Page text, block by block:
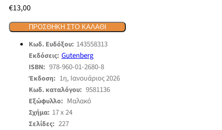
€13,00
ΠΡΟΣΘΉΚΗ ΣΤΟ ΚΑΛΆΘΙ
Κωδ. Ευδόξου: 143558313
Εκδόσεις: Gutenberg
ISBN: 978-960-01-2680-8
Έκδοση: 1η, Ιανουάριος 2026
Κωδ. καταλόγου: 9581136
Εξώφυλλο: Μαλακό
Σχήμα: 17 x 24
Σελίδες: 227